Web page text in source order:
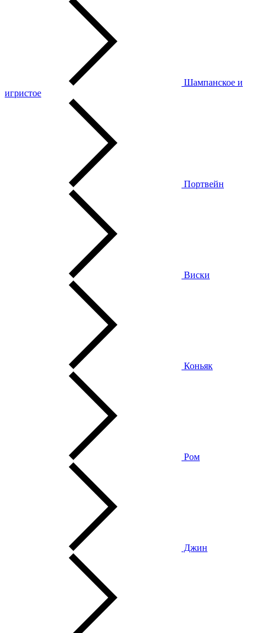
Шампанское и
игристое
Портвейн
Виски
Коньяк
Ром
Джин